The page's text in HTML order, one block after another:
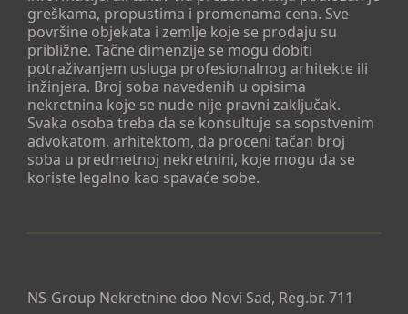
greškama, propustima i promenama cena. Sve
površine objekata i zemlje koje se prodaju su
približne. Tačne dimenzije se mogu dobiti
potraživanjem usluga profesionalnog arhitekte ili
inžinjera. Broj soba navedenih u opisima
nekretnina koje se nude nije pravni zaključak.
Svaka osoba treba da se konsultuje sa sopstvenim
advokatom, arhitektom, da proceni tačan broj
soba u predmetnoj nekretnini, koje mogu da se
koriste legalno kao spavaće sobe.
NS-Group Nekretnine doo Novi Sad, Reg.br. 711